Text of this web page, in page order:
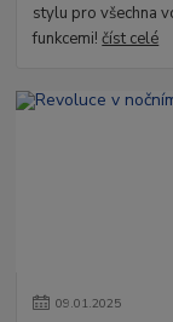
stylu pro všechna
funkcemi!číst celé
09.01.2025